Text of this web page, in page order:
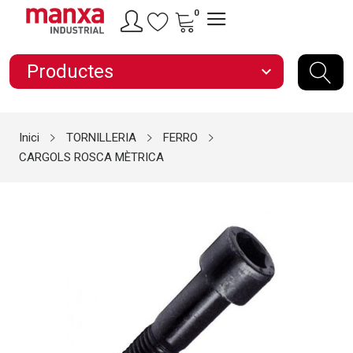
0
Productes expand_more
Inici TORNILLERIA
FERRO
CARGOLS ROSCA MÈTRICA